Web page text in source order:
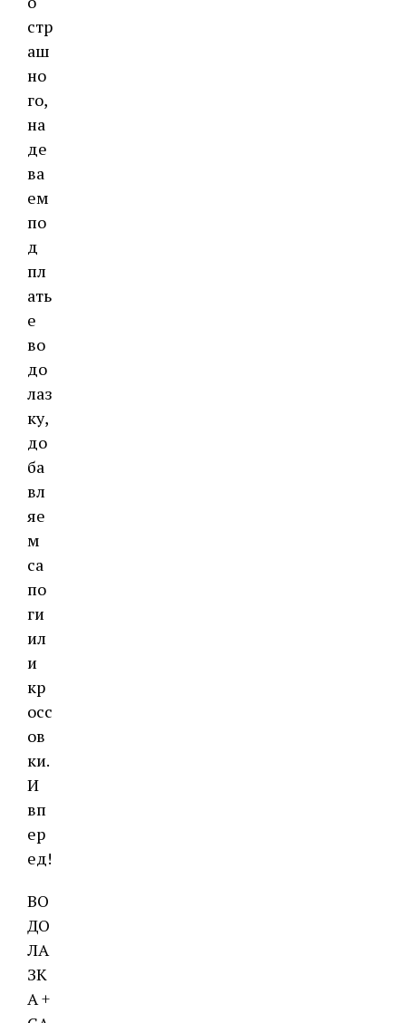
стр
аш
но
го,
на
де
ва
ем
по
д
пл
ать
е
во
до
лаз
ку,
до
ба
вл
яе
м
са
по
ги
ил
и
кр
осс
ов
ки.
И
вп
ер
ед!
ВО
ДО
ЛА
ЗК
А +